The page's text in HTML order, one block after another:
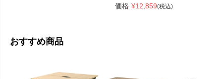
価格 ¥12,859(税込)
おすすめ商品